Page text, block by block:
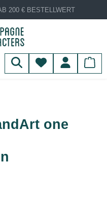
200 € BESTELLWERT
Du hast 0
one